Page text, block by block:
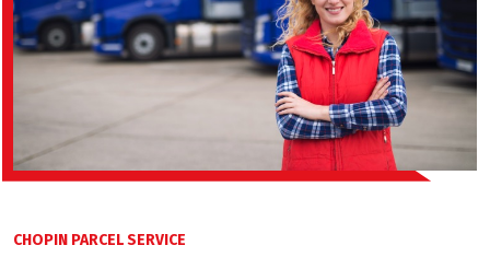
CHOPIN PARCEL SERVICE